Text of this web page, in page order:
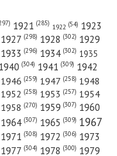
Север»
Север»
1921 (285) 1922 (54) 1923
1927 (298) 1928 (302) 1929
1933 (296) 1934 (302) 1935
(304) 1941 (309) 1942
1946 (259) 1947 (258) 1948
1952 (258) 1953 (257) 1954
1958 (270) 1959 (307) 1960
1964 (307) 1965 (309) 1967
1971 (308) 1972 (306) 1973
1977 (304) 1978 (300) 1979